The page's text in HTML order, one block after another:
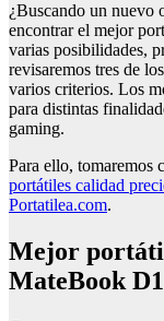
¿Buscando un nuevo
encontrar el mejor
varias posibilidades,
revisaremos tres de
varios criterios. Los
para distintas
gaming.
Para ello, tomaremos
portátiles calidad
Portatilea.com.
Mejor
MateBook